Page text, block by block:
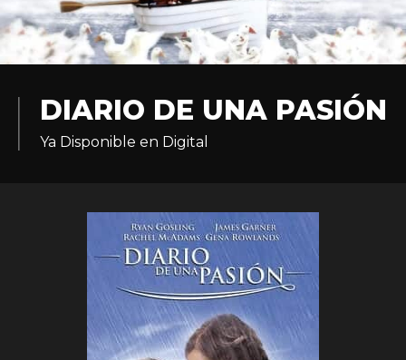
Colecciones
Experiencias
DIARIO DE UNA PASIÓN
Ya Disponible en Digital